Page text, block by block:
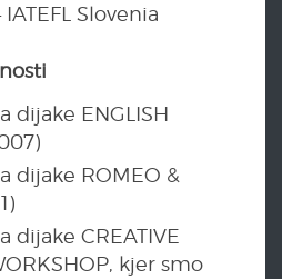
IATEFL Slovenia
dijake ENGLISH
dijake ROMEO &
dijake CREATIVE
kjer smo